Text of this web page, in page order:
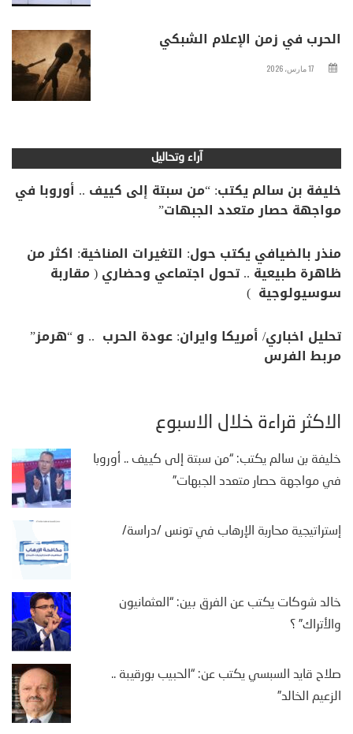
الحرب في زمن الإعلام الشبكي
17 مارس، 2026
آراء وتحاليل
خليفة بن سالم يكتب: “من سبتة إلى كييف .. أوروبا في
مواجهة حصار متعدد الجبهات”
منذر بالضيافي يكتب حول: التغيرات المناخية: اكثر من
ظاهرة طبيعية .. تحول اجتماعي وحضاري ( مقاربة
سوسيولوجية )
تحليل اخباري/ أمريكا وايران: عودة الحرب .. و “هرمز”
مربط الفرس
الأكثر قراءة خلال الأسبوع
خليفة بن سالم يكتب: “من سبتة إلى كييف .. أوروبا
في مواجهة حصار متعدد الجبهات”
إستراتيجية محاربة الإرهاب في تونس /دراسة/
خالد شوكات يكتب عن الفرق بين: “العثمانيون
والأتراك” ؟
صلاح قايد السبسي يكتب عن: “الحبيب بورقيبة ..
الزعيم الخالد”